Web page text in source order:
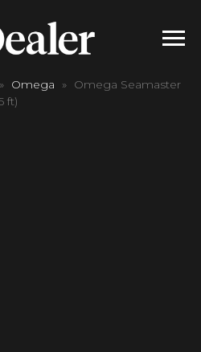
Omega
Omega Seamaster
ft)